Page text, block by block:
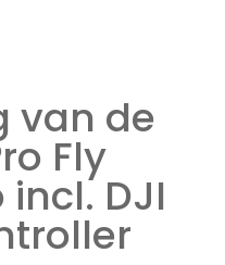
van de
Fly
DJI